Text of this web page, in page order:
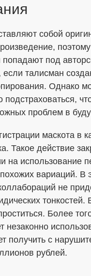
собой
поэтому
попадают под
талисман
Однако
подстраховаться,
проблем в
маскота в
Такое действие
на использование
вариаций. В
не
тонкостей.
Более
незаконно
получить с
рублей.